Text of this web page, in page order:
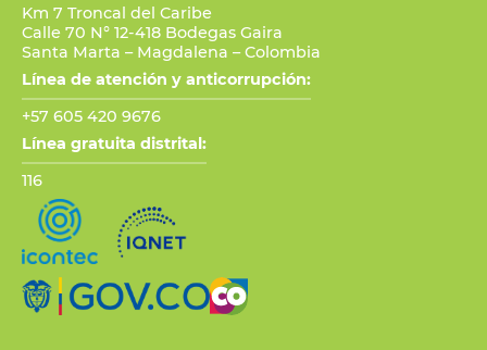
Km 7 Troncal del Caribe
Calle 70 N° 12-418 Bodegas Gaira
Santa Marta – Magdalena – Colombia
Línea de atención y anticorrupción:
+57 605 420 9676
Línea gratuita distrital:
116